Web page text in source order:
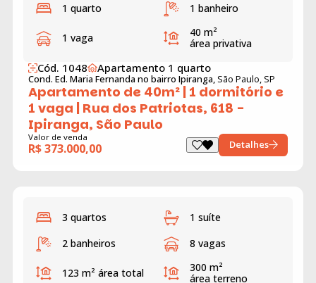
1 quarto 1 banheiro
1 vaga
40 m²
área privativa
Cód. 1048 Apartamento 1 quarto
Cond. Ed. Maria Fernanda no bairro Ipiranga, São Paulo, SP
Apartamento de 40m² | 1 dormitório e
1 vaga | Rua dos Patriotas, 618 -
Ipiranga, São Paulo
Valor de venda
R$ 373.000,00 Detalhes
3 quartos
1 suíte
2 banheiros
8 vagas
123 m² área total
300 m²
área terreno